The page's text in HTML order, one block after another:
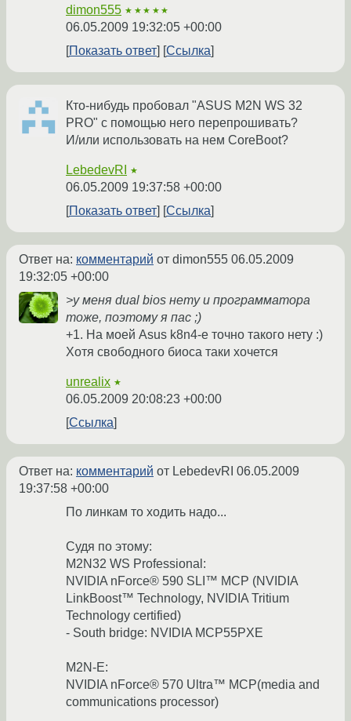
dimon555 ★★★★★
06.05.2009 19:32:05 +00:00
Показать ответ
Ссылка
Кто-нибудь пробовал "ASUS M2N WS 32
PRO" с помощью него перепрошивать?
И/или использовать на нем CoreBoot?
LebedevRI ★
06.05.2009 19:37:58 +00:00
Показать ответ
Ссылка
Ответ на: комментарий от dimon555 06.05.2009
19:32:05 +00:00
>у меня dual bios нету и программатора
тоже, поэтому я пас ;)
+1. На моей Asus k8n4-e точно такого нету :)
Хотя свободного биоса таки хочется
unrealix ★
06.05.2009 20:08:23 +00:00
Ссылка
Ответ на: комментарий от LebedevRI 06.05.2009
19:37:58 +00:00
По линкам то ходить надо...
Судя по этому:
M2N32 WS Professional:
NVIDIA nForce® 590 SLI™ MCP (NVIDIA
LinkBoost™ Technology, NVIDIA Tritium
Technology certified)
- South bridge: NVIDIA MCP55PXE
M2N-E:
NVIDIA nForce® 570 Ultra™ MCP(media and
communications processor)